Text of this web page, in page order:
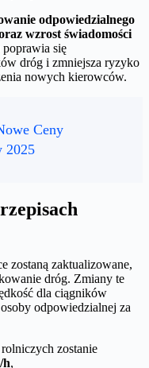
odpowiedzialnego
wzrost świadomości
się
dróg i zmniejsza ryzyko
nowych kierowców.
Ceny
2025
zostaną zaktualizowane,
dróg. Zmiany te
dla ciągników
odpowiedzialnej za
zostanie
h,